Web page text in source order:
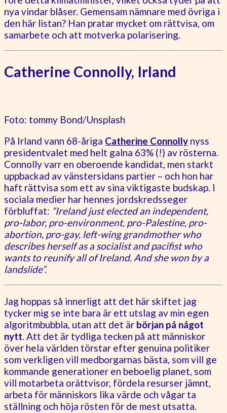
nya vindar blåser. Gemensam nämnare med övriga i
den här listan? Han pratar mycket om rättvisa, om
samarbete och att motverka polarisering.
Catherine Connolly, Irland
Foto: tommy Bond/Unsplash
På Irland vann 68-åriga Catherine Connolly nyss
presidentvalet med helt galna 63% (!) av rösterna.
Connolly varr en oberoende kandidat, men starkt
uppbackad av vänstersidans partier – och hon har
haft rättvisa som ett av sina viktigaste budskap. I
sociala medier har hennes jordskredsseger
förbluffat: ”Ireland just elected an independent,
pro-labor, pro-environment, pro-Palestine, pro-
abortion, pro-gay, left-wing grandmother who
describes herself as a socialist and pacifist who
wants to reunify all of Ireland. And she won by a
landslide”.
Jag hoppas så innerligt att det här skiftet jag
tycker mig se inte bara är ett utslag av min egen
algoritmbubbla, utan att det är början på något
nytt. Att det är tydliga tecken på att människor
över hela världen törstar efter genuina politiker
som verkligen vill medborgarnas bästa, som vill ge
kommande generationer en beboelig planet, som
vill motarbeta orättvisor, fördela resurser jämnt,
arbeta för människors lika värde och vågar ta
ställning och höja rösten för de mest utsatta.